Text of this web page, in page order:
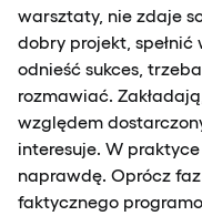
warsztaty, nie zdaje
dobry projekt,
odnieść sukces,
rozmawiać.
względem
interesuje. W
naprawdę. Oprócz
faktycznego